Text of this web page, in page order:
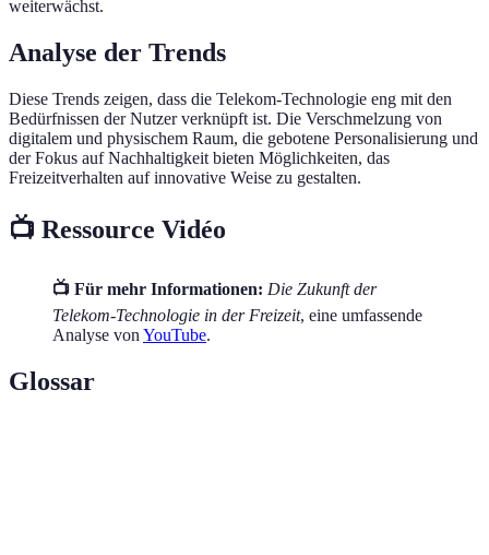
weiterwächst.
Analyse der Trends
Diese Trends zeigen, dass die Telekom-Technologie eng mit den
Bedürfnissen der Nutzer verknüpft ist. Die Verschmelzung von
digitalem und physischem Raum, die gebotene Personalisierung und
der Fokus auf Nachhaltigkeit bieten Möglichkeiten, das
Freizeitverhalten auf innovative Weise zu gestalten.
📺 Ressource Vidéo
📺 Für mehr Informationen: Die Zukunft der
Telekom-Technologie in der Freizeit, eine umfassende
Analyse von YouTube.
Glossar